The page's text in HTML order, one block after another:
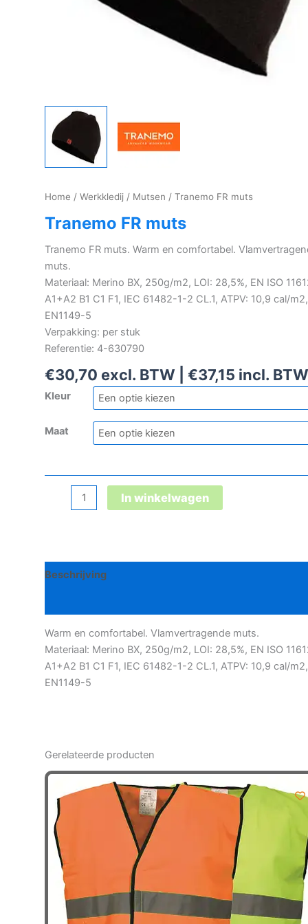
Home / Werkkledij / Mutsen / Tranemo FR muts
Tranemo FR muts
Tranemo FR muts. Warm en comfortabel.
muts.
Materiaal: Merino BX, 250g/m2, LOI: 28,5%, EN ISO
A1+A2 B1 C1 F1, IEC 61482-1-2 CL.1, ATPV: 10,9 cal/m2,
EN1149-5
Verpakking: per stuk
Referentie: 4-630790
€30,70 excl. BTW | €37,15 incl. BTW
Kleur
Maat
Tranemo
In winkelwagen
Beschrijving
Warm en comfortabel. Vlamvertragende muts.
Materiaal: Merino BX, 250g/m2, LOI: 28,5%, EN ISO
A1+A2 B1 C1 F1, IEC 61482-1-2 CL.1, ATPV: 10,9 cal/m2,
EN1149-5
Gerelateerde producten